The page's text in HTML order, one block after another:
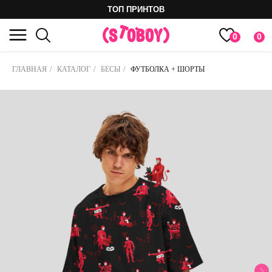
0
0
ТОП ПРИНТОВ
ГЛАВНАЯ / КАТАЛОГ / БЕСЫ / ФУТБОЛКА + ШОРТЫ